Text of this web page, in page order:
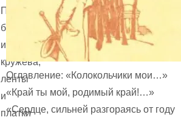
Продавал
булавки
и
кружева,
ленты
и
платки
Оглавление: «Колокольчики мои…»
«Край ты мой, родимый край!…»
«Сердце, сильней разгораясь от году